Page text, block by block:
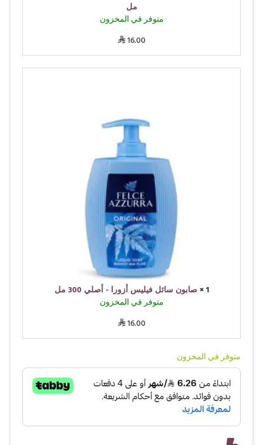
مل
متوفر في المخزون
⃁ 16.00
1 ×
صابون سائل فيليس أزورا - أصلي 300 مل
متوفر في المخزون
⃁ 16.00
متوفر في المخزون